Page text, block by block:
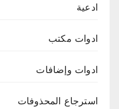
ادعية
ادوات مكتب
ادوات وإضافات
استرجاع المحذوفات